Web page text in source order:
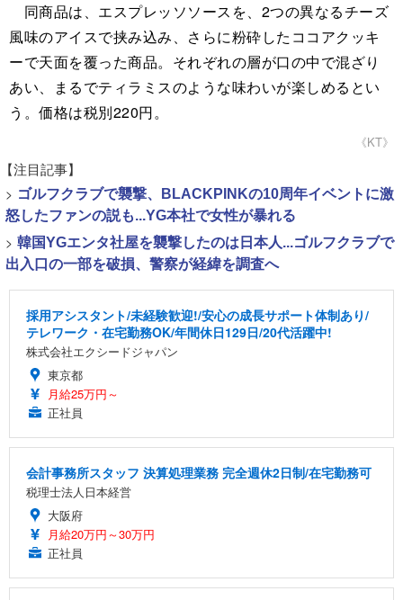
同商品は、エスプレッソソースを、2つの異なるチーズ
風味のアイスで挟み込み、さらに粉砕したココアクッキ
ーで天面を覆った商品。それぞれの層が口の中で混ざり
あい、まるでティラミスのような味わいが楽しめるとい
う。価格は税別220円。
《KT》
【注目記事】
> ゴルフクラブで襲撃、BLACKPINKの10周年イベントに激
怒したファンの説も...YG本社で女性が暴れる
> 韓国YGエンタ社屋を襲撃したのは日本人...ゴルフクラブで
出入口の一部を破損、警察が経緯を調査へ
採用アシスタント/未経験歓迎!/安心の成長サポート体制あり/
テレワーク・在宅勤務OK/年間休日129日/20代活躍中!
株式会社エクシードジャパン
東京都
月給25万円～
正社員
会計事務所スタッフ 決算処理業務 完全週休2日制/在宅勤務可
税理士法人日本経営
大阪府
月給20万円～30万円
正社員